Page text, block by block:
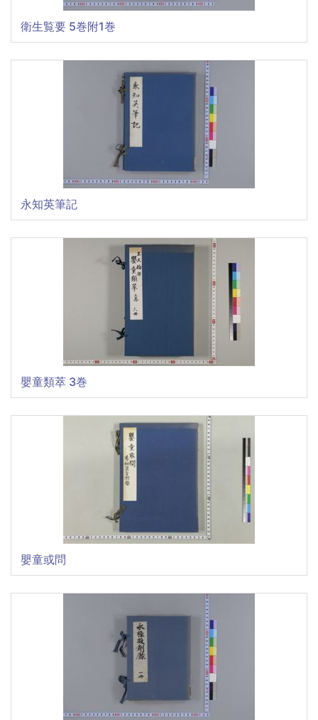
衛生覧要 5巻附1巻
永知英筆記
嬰童類萃 3巻
嬰童或問